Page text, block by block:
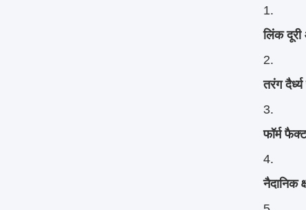
लिंक
तरंग
फॉर्म
नैदानिक